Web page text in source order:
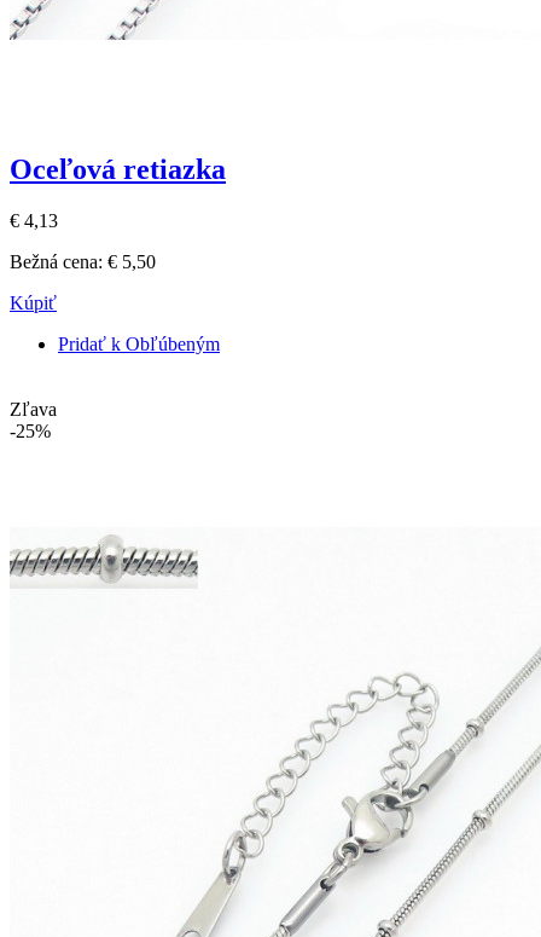
Oceľová retiazka
€ 4,13
Bežná cena: € 5,50
Kúpiť
Pridať k Obľúbeným
Zľava
-25%